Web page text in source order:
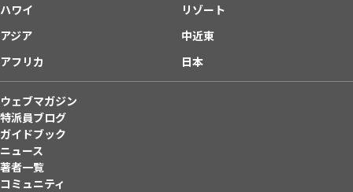
ハワイ
リゾート
アジア
中近東
アフリカ
日本
ウェブマガジン
特派員ブログ
ガイドブック
ニュース
著者一覧
コミュニティ